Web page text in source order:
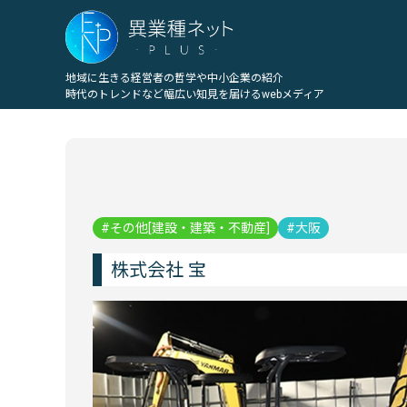
地域に生きる経営者の哲学や中小企業の紹介
時代のトレンドなど幅広い知見を届けるwebメディア
その他[建設・建築・不動産] 大阪
株式会社 宝